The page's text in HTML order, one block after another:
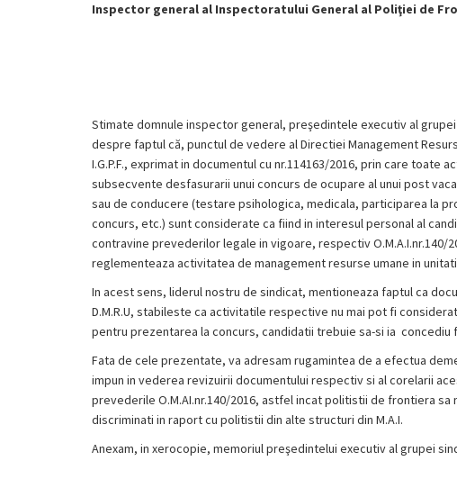
Inspector general al Inspectoratului General al Poliţiei de
Stimate domnule inspector general, preşedintele executiv al grupei
despre faptul că, punctul de vedere al Directiei Management
I.G.P.F., exprimat in documentul cu nr.114163/2016, prin care toate
subsecvente desfasurarii unui concurs de ocupare al unui post
sau de conducere (testare psihologica, medicala, participarea la
concurs, etc.) sunt considerate ca fiind in interesul personal al
contravine prevederilor legale in vigoare, respectiv O.M.A.I.nr.140/
reglementeaza activitatea de management resurse umane in
In acest sens, liderul nostru de sindicat, mentioneaza faptul ca
D.M.R.U, stabileste ca activitatile respective nu mai pot fi
pentru prezentarea la concurs, candidatii trebuie sa-si ia concediu
Fata de cele prezentate, va adresam rugamintea de a efectua
impun in vederea revizuirii documentului respectiv si al corelarii
prevederile O.M.AI.nr.140/2016, astfel incat politistii de frontiera sa
discriminati in raport cu politistii din alte structuri din M.A.I.
Anexam, in xerocopie, memoriul preşedintelui executiv al grupei